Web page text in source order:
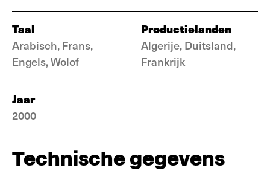
Taal
Arabisch, Frans,
Engels, Wolof
Productielanden
Algerije, Duitsland,
Frankrijk
Jaar
2000
Technische gegevens